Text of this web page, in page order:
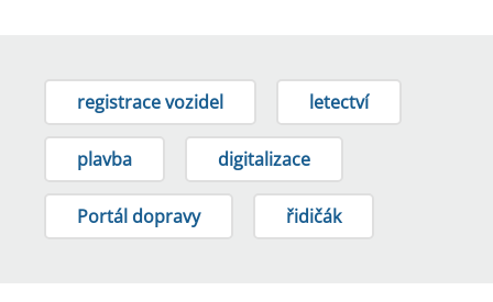
registrace vozidel letectví
plavba digitalizace
Portál dopravy řidičák